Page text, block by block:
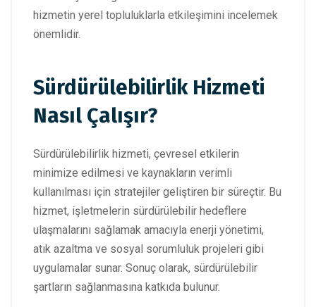
hizmetin yerel topluluklarla etkileşimini incelemek
önemlidir.
Sürdürülebilirlik Hizmeti
Nasıl Çalışır?
Sürdürülebilirlik hizmeti, çevresel etkilerin
minimize edilmesi ve kaynakların verimli
kullanılması için stratejiler geliştiren bir süreçtir. Bu
hizmet, işletmelerin sürdürülebilir hedeflere
ulaşmalarını sağlamak amacıyla enerji yönetimi,
atık azaltma ve sosyal sorumluluk projeleri gibi
uygulamalar sunar. Sonuç olarak, sürdürülebilir
şartların sağlanmasına katkıda bulunur.